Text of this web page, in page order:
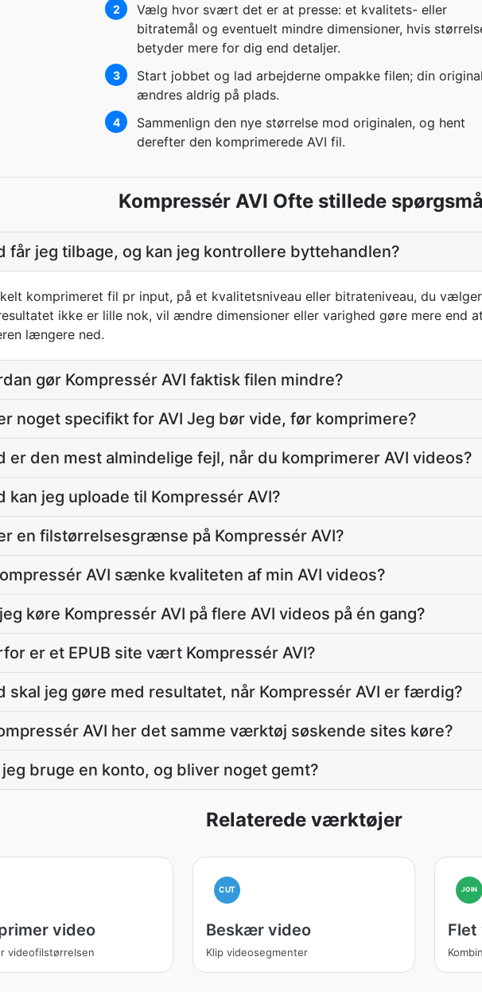
2
Vælg hvor svært det er at presse: et kvalitets- eller
bitratemål og eventuelt mindre dimensioner, hvis
betyder mere for dig end detaljer.
3
Start jobbet og lad arbejderne ompakke filen; din original
ændres aldrig på plads.
4
Sammenlign den nye størrelse mod originalen, og hent
derefter den komprimerede AVI fil.
Kompressér AVI Ofte stillede
får jeg tilbage, og kan jeg kontrollere byttehandlen?
komprimeret fil pr input, på et kvalitetsniveau eller bitrateniveau, du
ikke er lille nok, vil ændre dimensioner eller varighed gøre mere end
længere ned.
gør Kompressér AVI faktisk filen mindre?
noget specifikt for AVI Jeg bør vide, før komprimere?
er den mest almindelige fejl, når du komprimerer AVI videos?
kan jeg uploade til Kompressér AVI?
en filstørrelsesgrænse på Kompressér AVI?
AVI sænke kvaliteten af min AVI videos?
køre Kompressér AVI på flere AVI videos på én gang?
er et EPUB site vært Kompressér AVI?
skal jeg gøre med resultatet, når Kompressér AVI er færdig?
AVI her det samme værktøj søskende sites køre?
jeg bruge en konto, og bliver noget gemt?
Relaterede værktøjer
video
videofilstørrelsen
CUT
Beskær video
Klip videosegmenter
JOIN
Flet